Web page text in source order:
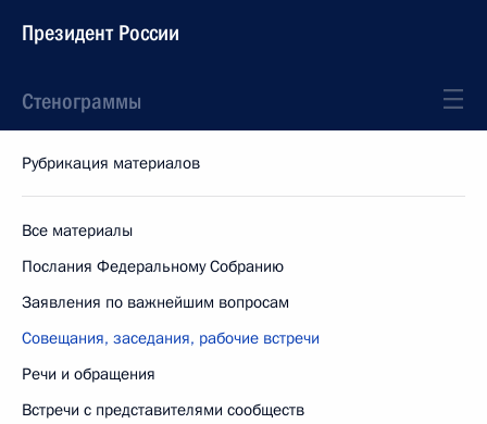
Президент России
Стенограммы
Рубрикация материалов
Все материалы
Послания Федеральному Собранию
Заявления по важнейшим вопросам
Совещания, заседания, рабочие встречи
Речи и обращения
Встречи с представителями сообществ